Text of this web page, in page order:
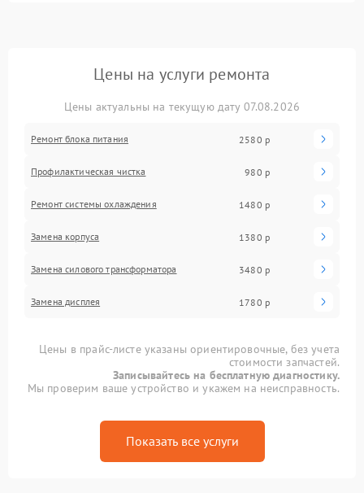
Цены на услуги ремонта
Цены актуальны на текущую дату 07.08.2026
Ремонт блока питания 2580 р
Профилактическая чистка 980 р
Ремонт системы охлаждения 1480 р
Замена корпуса 1380 р
Замена силового трансформатора 3480 р
Замена дисплея 1780 р
Цены в прайс-листе указаны ориентировочные, без учета
стоимости запчастей.
Записывайтесь на бесплатную диагностику.
Мы проверим ваше устройство и укажем на неисправность.
Показать все услуги